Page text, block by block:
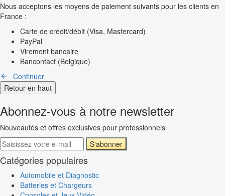
Nous acceptons les moyens de paiement suivants pour les clients en
France :
Carte de crédit/débit (Visa, Mastercard)
PayPal
Virement bancaire
Bancontact (Belgique)
Continuer
Retour en haut
Abonnez-vous à notre newsletter
Nouveautés et offres exclusives pour professionnels
S'abonner
Catégories populaires
Automobile et Diagnostic
Batteries et Chargeurs